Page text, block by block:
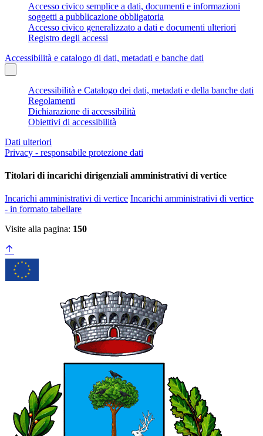
Accesso civico semplice a dati, documenti e informazioni
soggetti a pubblicazione obbligatoria
Accesso civico generalizzato a dati e documenti ulteriori
Registro degli accessi
Accessibilità e catalogo di dati, metadati e banche dati
Accessibilità e Catalogo dei dati, metadati e della banche dati
Regolamenti
Dichiarazione di accessibilità
Obiettivi di accessibilità
Dati ulteriori
Privacy - responsabile protezione dati
Titolari di incarichi dirigenziali amministrativi di vertice
Incarichi amministrativi di vertice Incarichi amministrativi di vertice
- in formato tabellare
Visite alla pagina: 150